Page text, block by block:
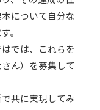
について自分な
。
では、これらを
ん）を募集して
共に実現してみ